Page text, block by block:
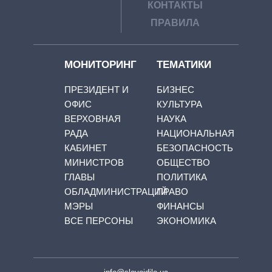
КОНТАКТЫ
ПРАВИЛА
МОНИТОРИНГ
ПРЕЗИДЕНТ И
ОФИС
ВЕРХОВНАЯ
РАДА
КАБИНЕТ
МИНИСТРОВ
ГЛАВЫ
ОБЛАДМИНИСТРАЦИЙ
МЭРЫ
ВСЕ ПЕРСОНЫ
ТЕМАТИКИ
БИЗНЕС
КУЛЬТУРА
НАУКА
НАЦИОНАЛЬНАЯ
БЕЗОПАСНОСТЬ
ОБЩЕСТВО
ПОЛИТИКА
ПРАВО
ФИНАНСЫ
ЭКОНОМИКА